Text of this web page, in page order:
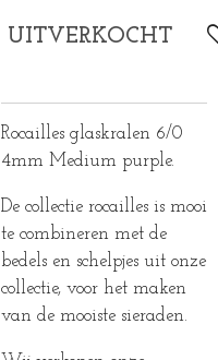
UITVERKOCHT
Rocailles glaskralen 6/0
4mm Medium purple.
De collectie rocailles is mooi
te combineren met de
bedels en schelpjes uit onze
collectie, voor het maken
van de mooiste sieraden.